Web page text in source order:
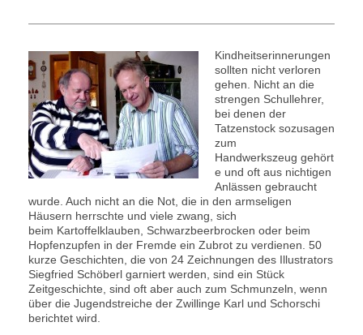
Kindheitserinnerungen
sollten nicht verloren
gehen. Nicht an die
strengen Schullehrer,
bei denen der
Tatzenstock sozusagen
zum
Handwerkszeug gehört
e und oft aus nichtigen
Anlässen gebraucht
wurde. Auch nicht an die Not, die in den armseligen
Häusern herrschte und viele zwang, sich
beim Kartoffelklauben, Schwarzbeerbrocken oder beim
Hopfenzupfen in der Fremde ein Zubrot zu verdienen. 50
kurze Geschichten, die von 24 Zeichnungen des Illustrators
Siegfried Schöberl garniert werden, sind ein Stück
Zeitgeschichte, sind oft aber auch zum Schmunzeln, wenn
über die Jugendstreiche der Zwillinge Karl und Schorschi
berichtet wird.